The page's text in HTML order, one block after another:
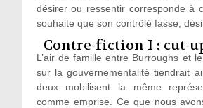
désirer ou ressentir corresponde à
souhaite que son contrôlé fasse,
Contre-fiction I : cut-
L’air de famille entre Burroughs et
sur la gouvernementalité tiendrait
deux mobilisent la même
comme emprise. Ce que nous